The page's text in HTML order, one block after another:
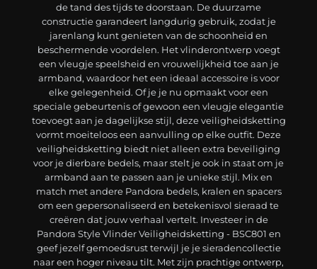
de tand des tijds te doorstaan. De duurzame
constructie garandeert langdurig gebruik, zodat je
jarenlang kunt genieten van de schoonheid en
beschermende voordelen. Het vlinderontwerp voegt
een vleugje speelsheid en vrouwelijkheid toe aan je
armband, waardoor het een ideaal accessoire is voor
elke gelegenheid. Of je je nu opmaakt voor een
speciale gebeurtenis of gewoon een vleugje elegantie
toevoegt aan je dagelijkse stijl, deze veiligheidsketting
vormt moeiteloos een aanvulling op elke outfit. Deze
veiligheidsketting biedt niet alleen extra beveiliging
voor je dierbare bedels, maar stelt je ook in staat om je
armband aan te passen aan je unieke stijl. Mix en
match met andere Pandora bedels, kralen en spacers
om een gepersonaliseerd en betekenisvol sieraad te
creëren dat jouw verhaal vertelt. Investeer in de
Pandora Style Vlinder Veiligheidsketting - BSC801 en
geef jezelf gemoedsrust terwijl je je sieradencollectie
naar een hoger niveau tilt. Met zijn prachtige ontwerp,